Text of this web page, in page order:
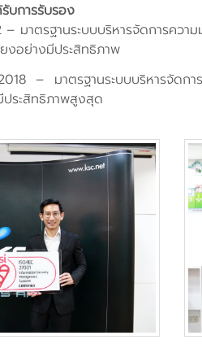
บการรับรอง
– มาตรฐานระบบบริหารจัดการค
งอย่างมีประสิทธิภาพ
– มาตรฐานระบบบริหารจัดก
ประสิทธิภาพสูงสุด